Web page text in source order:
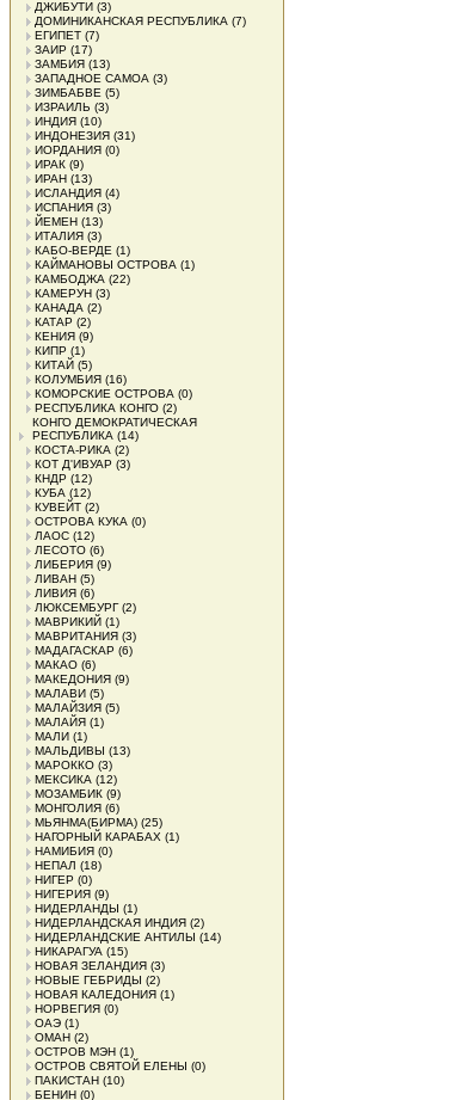
ДЖИБУТИ (3)
ДОМИНИКАНСКАЯ РЕСПУБЛИКА (7)
ЕГИПЕТ (7)
ЗАИР (17)
ЗАМБИЯ (13)
ЗАПАДНОЕ САМОА (3)
ЗИМБАБВЕ (5)
ИЗРАИЛЬ (3)
ИНДИЯ (10)
ИНДОНЕЗИЯ (31)
ИОРДАНИЯ (0)
ИРАК (9)
ИРАН (13)
ИСЛАНДИЯ (4)
ИСПАНИЯ (3)
ЙЕМЕН (13)
ИТАЛИЯ (3)
КАБО-ВЕРДЕ (1)
КАЙМАНОВЫ ОСТРОВА (1)
КАМБОДЖА (22)
КАМЕРУН (3)
КАНАДА (2)
КАТАР (2)
КЕНИЯ (9)
КИПР (1)
КИТАЙ (5)
КОЛУМБИЯ (16)
КОМОРСКИЕ ОСТРОВА (0)
РЕСПУБЛИКА КОНГО (2)
КОНГО ДЕМОКРАТИЧЕСКАЯ
РЕСПУБЛИКА (14)
КОСТА-РИКА (2)
КОТ Д'ИВУАР (3)
КНДР (12)
КУБА (12)
КУВЕЙТ (2)
ОСТРОВА КУКА (0)
ЛАОС (12)
ЛЕСОТО (6)
ЛИБЕРИЯ (9)
ЛИВАН (5)
ЛИВИЯ (6)
ЛЮКСЕМБУРГ(2)
МАВРИКИЙ (1)
МАВРИТАНИЯ (3)
МАДАГАСКАР (6)
МАКАО (6)
МАКЕДОНИЯ (9)
МАЛАВИ (5)
МАЛАЙЗИЯ (5)
МАЛАЙЯ (1)
МАЛИ (1)
МАЛЬДИВЫ (13)
МАРОККО (3)
МЕКСИКА (12)
МОЗАМБИК (9)
МОНГОЛИЯ (6)
МЬЯНМА(БИРМА) (25)
НАГОРНЫЙ КАРАБАХ (1)
НАМИБИЯ (0)
НЕПАЛ (18)
НИГЕР (0)
НИГЕРИЯ (9)
НИДЕРЛАНДЫ (1)
НИДЕРЛАНДСКАЯ ИНДИЯ (2)
НИДЕРЛАНДСКИЕ АНТИЛЫ (14)
НИКАРАГУА (15)
НОВАЯ ЗЕЛАНДИЯ (3)
НОВЫЕ ГЕБРИДЫ (2)
НОВАЯ КАЛЕДОНИЯ (1)
НОРВЕГИЯ (0)
ОАЭ (1)
ОМАН (2)
ОСТРОВ МЭН (1)
ОСТРОВ СВЯТОЙ ЕЛЕНЫ (0)
ПАКИСТАН (10)
БЕНИН (0)